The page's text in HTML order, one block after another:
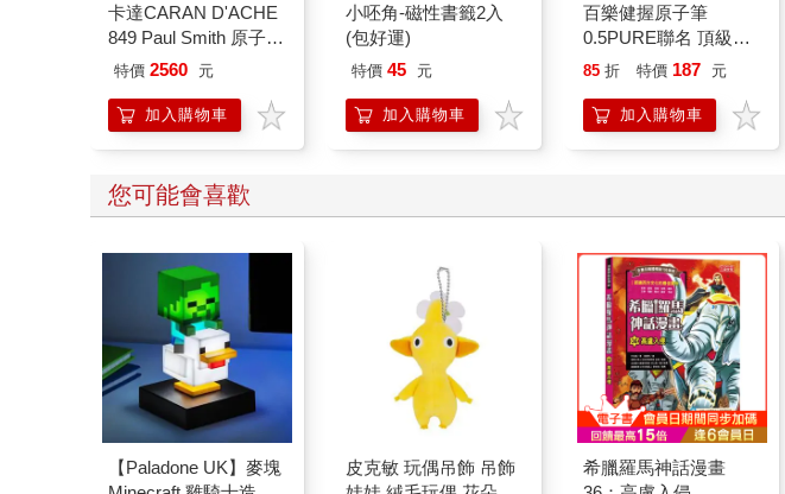
卡達CARAN D'ACHE
849 Paul Smith 原子筆
ED.5 條紋銀
特價 2560 元
加入購物車
小呸角-磁性書籤2入
(包好運)
特價 45 元
加入購物車
百樂健握原子筆
0.5PURE聯名 頂級白
桃(限量)
85 折 特價 187 元
加入購物車
您可能會喜歡
【Paladone UK】麥塊
皮克敏 玩偶吊飾 吊飾
希臘羅馬神話漫畫